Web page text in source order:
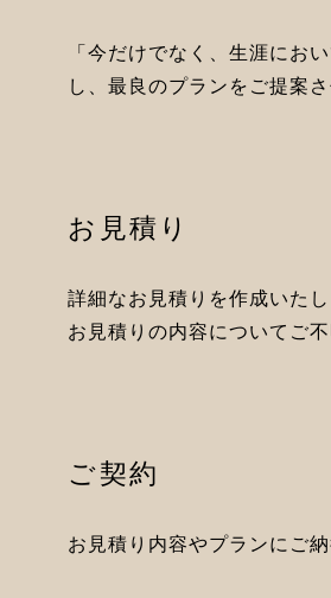
「今だけでなく、生涯にお
し、最良のプランをご提案さ
お見積り
詳細なお見積りを作成いたし
お見積りの内容についてご
ご契約
お見積り内容やプランにご